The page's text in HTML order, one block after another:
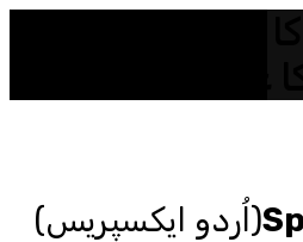
(اُردو ایکسپریس)